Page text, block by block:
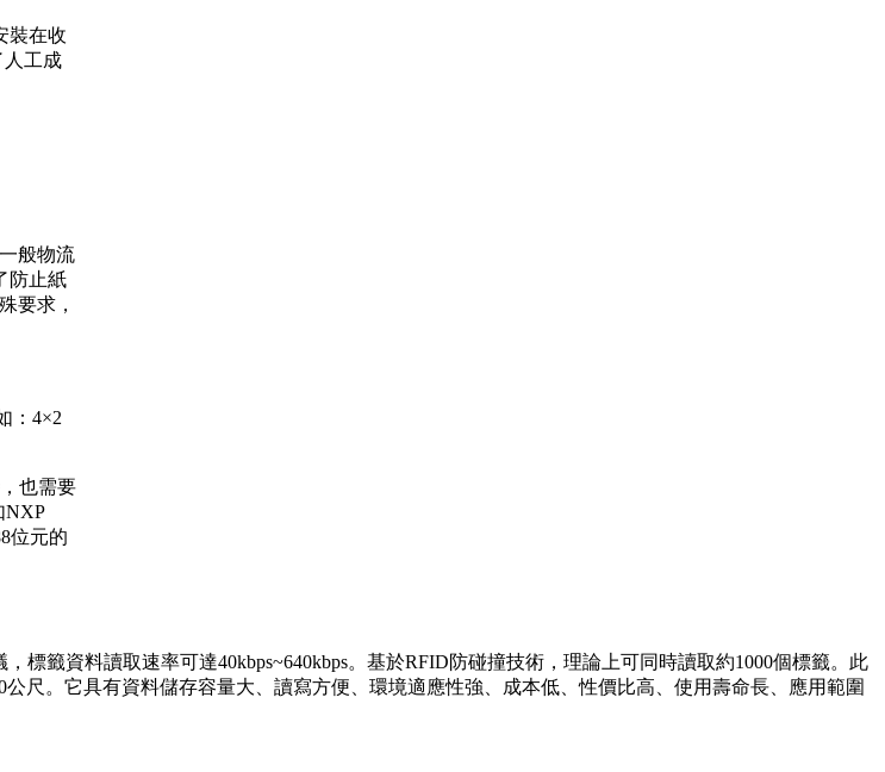
裝在收
人工成
般物流
防止紙
要求，
：4×2
也需要
NXP
位元的
標籤資料讀取速率可達40kbps~640kbps。基於RFID防碰撞技術，理論上可同時讀取約1000個標籤。此
尺。它具有資料儲存容量大、讀寫方便、環境適應性強、成本低、性價比高、使用壽命長、應用範圍